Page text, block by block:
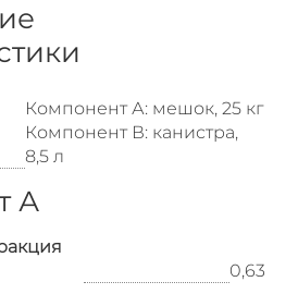
Компонент А: мешок, 25 кг
Компонент В: канистра,
8,5 л
А
0,63